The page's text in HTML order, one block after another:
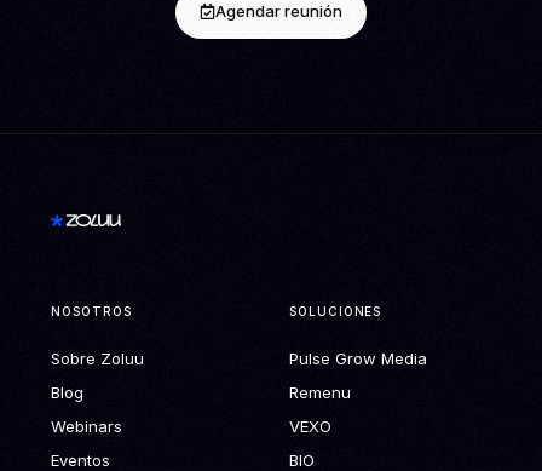
Agendar reunión
NOSOTROS
Sobre Zoluu
Blog
Webinars
Eventos
SOLUCIONES
Pulse Grow Media
Remenu
VEXO
BIO